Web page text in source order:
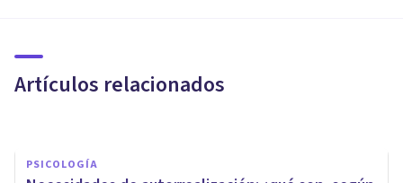
Artículos relacionados
adaptarse a un nuevo país
PSICOLOGÍA